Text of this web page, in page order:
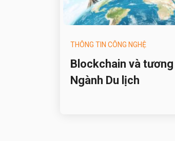
THÔNG TIN CÔNG NGHỆ
Blockchain và tương
Ngành Du lịch